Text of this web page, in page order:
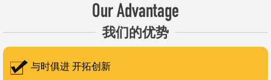
誉证书。 在产品技术方面，公司坚持精益求精、持续创新，自主
研发LYL系列节能精密型智能化电炉、窑炉产品，多项产品通过相关
权威认证。产品具备升温快、节能效果显著、温控精准、智能自动化
程度高、运行稳定、保温性能优良、全程电脑控制、可编程自动升降
Our Advantage
我们的优势
与时俱进 开拓创新